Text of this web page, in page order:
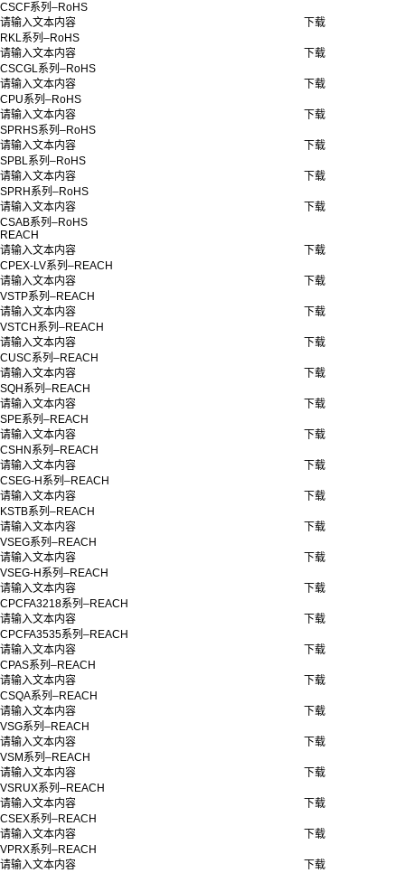
CSCF系列–RoHS
请输入文本内容
RKL系列–RoHS
下载
请输入文本内容
CSCGL系列–RoHS
下载
请输入文本内容
CPU系列–RoHS
下载
请输入文本内容
SPRHS系列–RoHS
下载
请输入文本内容
SPBL系列–RoHS
下载
请输入文本内容
SPRH系列–RoHS
下载
请输入文本内容
CSAB系列–RoHS
下载
REACH
请输入文本内容
CPEX-LV系列–REACH
下载
请输入文本内容
VSTP系列–REACH
下载
请输入文本内容
VSTCH系列–REACH
下载
请输入文本内容
CUSC系列–REACH
下载
请输入文本内容
SQH系列–REACH
下载
请输入文本内容
SPE系列–REACH
下载
请输入文本内容
CSHN系列–REACH
下载
请输入文本内容
CSEG-H系列–REACH
下载
请输入文本内容
KSTB系列–REACH
下载
请输入文本内容
VSEG系列–REACH
下载
请输入文本内容
VSEG-H系列–REACH
下载
请输入文本内容
CPCFA3218系列–REACH
下载
请输入文本内容
CPCFA3535系列–REACH
下载
请输入文本内容
CPAS系列–REACH
下载
请输入文本内容
CSQA系列–REACH
下载
请输入文本内容
VSG系列–REACH
下载
请输入文本内容
VSM系列–REACH
下载
请输入文本内容
VSRUX系列–REACH
下载
请输入文本内容
CSEX系列–REACH
下载
请输入文本内容
VPRX系列–REACH
下载
请输入文本内容
下载